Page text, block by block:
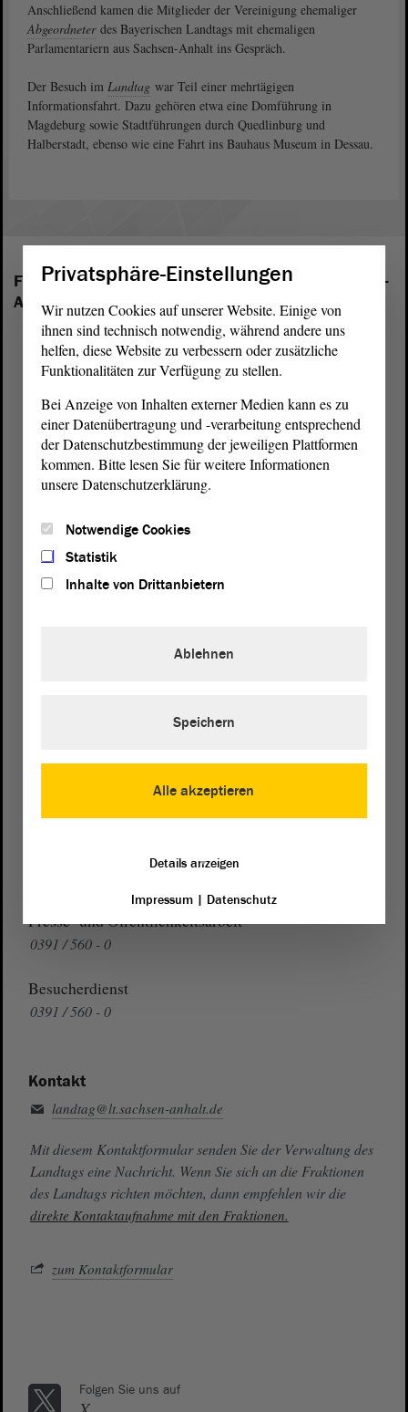
Anschließend kamen die Mitglieder der Vereinigung ehemaliger
Abgeordneter des Bayerischen Landtags mit ehemaligen
Parlamentariern aus Sachsen-Anhalt ins Gespräch.
Der Besuch im Landtag war Teil einer mehrtägigen
Informationsfahrt. Dazu gehören etwa eine Domführung in
Magdeburg sowie Stadtführungen durch Quedlinburg und
Halberstadt, ebenso wie eine Fahrt ins Bauhaus Museum in Dessau.
Folgende Fraktionen sind im Landtag von Sachsen-
Anhalt vertreten:
von Sachsen-Anhalt
Presse- und Öffentlichkeitsarbeit
0391 / 560 - 0
Besucherdienst
0391 / 560 - 0
Kontakt
landtag@lt.sachsen-anhalt.de
Mit diesem Kontaktformular senden Sie der Verwaltung des
Landtags eine Nachricht. Wenn Sie sich an die Fraktionen
des Landtags richten möchten, dann empfehlen wir die
direkte Kontaktaufnahme mit den Fraktionen.
zum Kontaktformular
Folgen Sie uns auf
Privatsphäre-Einstellungen
Wir nutzen Cookies auf unserer Website. Einige von
ihnen sind technisch notwendig, während andere uns
helfen, diese Website zu verbessern oder zusätzliche
Funktionalitäten zur Verfügung zu stellen.
Bei Anzeige von Inhalten externer Medien kann es zu
einer Datenübertragung und -verarbeitung entsprechend
der Datenschutzbestimmung der jeweiligen Plattformen
kommen. Bitte lesen Sie für weitere Informationen
unsere Datenschutzerklärung.
Notwendige Cookies
Statistik
Inhalte von Drittanbietern
Alle akzeptieren
Ablehnen
Speichern
Details anzeigen
Impressum| Datenschutz